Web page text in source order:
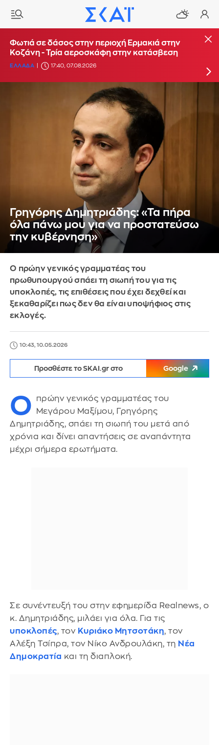
Φωτιά στο Στεφάνι Κορίνθου - Μήνυμα από το
112 για ετοιμότητα
ΕΛΛΑΔΑ 16:29, 07.08.2026
Φωτιά σε δάσος στην περιοχή Ερμακιά στην
Κοζάνη - Τρία αεροσκάφη στην κατάσβεση
ΕΛΛΑΔΑ 17:40, 07.08.2026
Γρηγόρης Δημητριάδης: «Τα πήρα
όλα πάνω μου για να προστατεύσω
την κυβέρνηση»
Ο πρώην γενικός γραμματέας του
πρωθυπουργού σπάει τη σιωπή του για τις
υποκλοπές, τις επιθέσεις που έχει δεχθεί και
ξεκαθαρίζει πως δεν θα είναι υποψήφιος στις
εκλογές.
10:43, 10.05.2026
Προσθέστε το SKAI.gr στο Google
Ο
πρώην γενικός γραμματέας του
Μεγάρου Μαξίμου, Γρηγόρης
Δημητριάδης, σπάει τη σιωπή του μετά από
χρόνια και δίνει απαντήσεις σε αναπάντητα
μέχρι σήμερα ερωτήματα.
Σε συνέντευξή του στην εφημερίδα Realnews, ο
κ. Δημητριάδης, μιλάει για όλα. Για τις
υποκλοπές, τον Κυριάκο Μητσοτάκη, τον
Αλέξη Τσίπρα, τον Νίκο Ανδρουλάκη, τη Νέα
Δημοκρατία και τη διαπλοκή.